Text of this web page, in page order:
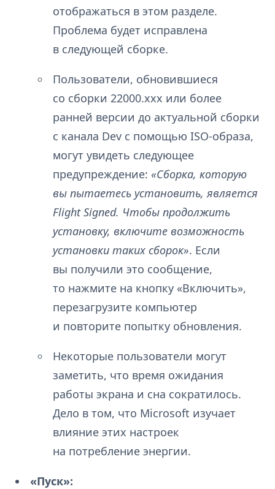
отображаться в этом разделе.
Проблема будет исправлена
в следующей сборке.
Пользователи, обновившиеся
со сборки 22000.xxx или более
ранней версии до актуальной сборки
с канала Dev с помощью ISO-образа,
могут увидеть следующее
предупреждение: «Сборка, которую
вы пытаетесь установить, является
Flight Signed. Чтобы продолжить
установку, включите возможность
установки таких сборок». Если
вы получили это сообщение,
то нажмите на кнопку «Включить»,
перезагрузите компьютер
и повторите попытку обновления.
Некоторые пользователи могут
заметить, что время ожидания
работы экрана и сна сократилось.
Дело в том, что Microsoft изучает
влияние этих настроек
на потребление энергии.
«Пуск»: